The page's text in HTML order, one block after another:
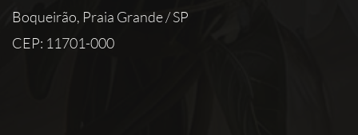
Boqueirão, Praia Grande / SP
CEP: 11701-000